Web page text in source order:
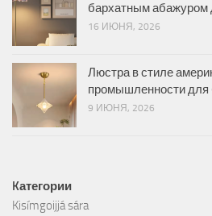
бархатным абажуром
16 ИЮНЯ, 2026
Люстра в стиле
промышленности для
9 ИЮНЯ, 2026
Kатегории
Kisímgoijjá sára